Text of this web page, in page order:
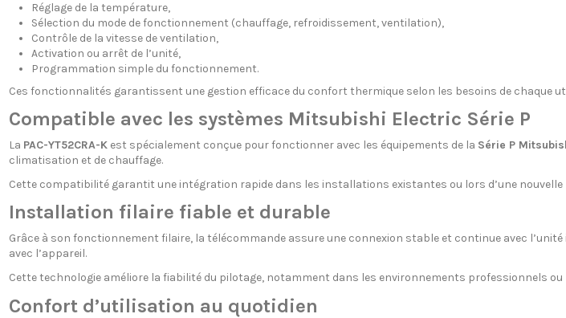
Réglage de la température,
Sélection du mode de fonctionnement (chauffage, refroidissement, ventilation),
Contrôle de la vitesse de ventilation,
Activation ou arrêt de l’unité,
Programmation simple du fonctionnement.
Ces fonctionnalités garantissent une gestion efficace du confort thermique selon les besoins de chaque
Compatible avec les systèmes Mitsubishi Electric Série P
La PAC-YT52CRA-Kest spécialement conçue pour fonctionner avec les équipements de la Série P
climatisation et de chauffage.
Cette compatibilité garantit une intégration rapide dans les installations existantes ou lors d’une nouvelle
Installation filaire fiable et durable
Grâce à son fonctionnement filaire, la télécommande assure une connexion stable et continue avec
avec l’appareil.
Cette technologie améliore la fiabilité du pilotage, notamment dans les environnements professionnels
Confort d’utilisation au quotidien